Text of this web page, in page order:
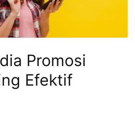
Promosi
Efektif